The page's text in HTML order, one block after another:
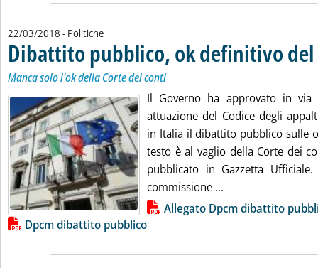
22/03/2018 - Politiche
Dibattito pubblico, ok definitivo del
Manca solo l'ok della Corte dei conti
Il Governo ha approvato in
attuazione del Codice degli
in Italia il dibattito pubblico sulle
testo è al vaglio della Corte dei
pubblicato in Gazzetta
commissione ...
Lista allegati PDF alla notiziaAllegato Dpcm dibattito
Dpcm dibattito pubblico